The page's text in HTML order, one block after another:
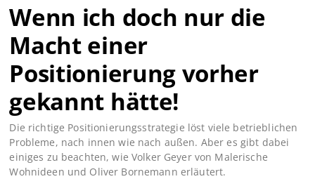
Wenn ich doch nur die
Macht einer
Positionierung vorher
gekannt hätte!
Die richtige Positionierungsstrategie löst viele betrieblichen
Probleme, nach innen wie nach außen. Aber es gibt dabei
einiges zu beachten, wie Volker Geyer von Malerische
Wohnideen und Oliver Bornemann erläutert.